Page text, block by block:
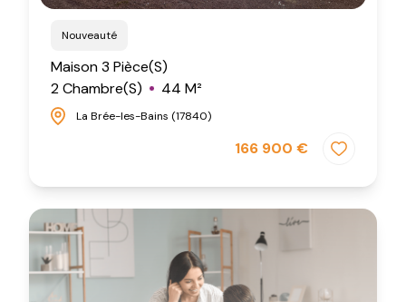
Nouveauté
Maison 3 Pièce(s)
2 Chambre(s)
44 M²
La Brée-les-Bains (17840)
166 900 €